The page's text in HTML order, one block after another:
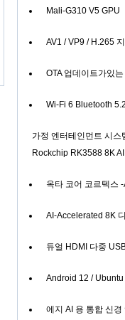
Mali-G310 V5 GPU
AV1 / VP9 / H.265
OTA 업데이트가있
Wi-Fi 6 Bluetooth 5.2
가정 엔터테인먼트 시스
Rockchip RK3588 8K
옥타 코어 코르텍스
AI-Accelerated 8K
듀얼 HDMI 다중
Android 12 / Ubuntu
에지 AI 용 통합 신경